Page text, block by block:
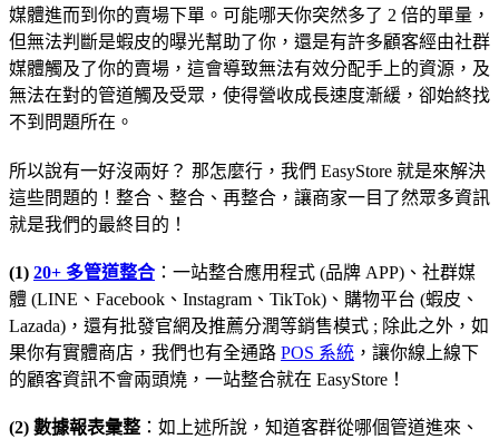
媒體進而到你的賣場下單。可能哪天你突然多了 2 倍的單量，
但無法判斷是蝦皮的曝光幫助了你，還是有許多顧客經由社群
媒體觸及了你的賣場，這會導致無法有效分配手上的資源，及
無法在對的管道觸及受眾，使得營收成長速度漸緩，卻始終找
不到問題所在。
所以說有一好沒兩好？ 那怎麼行，我們 EasyStore 就是來解決
這些問題的！整合、整合、再整合，讓商家一目了然眾多資訊
就是我們的最終目的！
(1) 20+ 多管道整合 ：一站整合應用程式 (品牌 APP)、社群媒
體 (LINE、Facebook、Instagram、TikTok)、購物平台 (蝦皮、
Lazada)，還有批發官網及推薦分潤等銷售模式 ; 除此之外，如
果你有實體商店，我們也有全通路 POS 系統 ，讓你線上線下
的顧客資訊不會兩頭燒，一站整合就在 EasyStore！
(2) 數據報表彙整 ：如上述所說，知道客群從哪個管道進來、